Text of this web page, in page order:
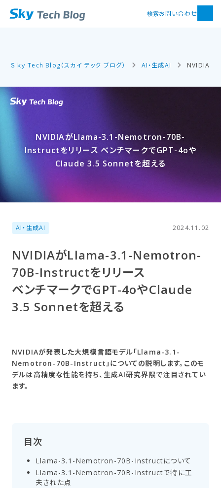
検索お問い合わせ
Ｓｋｙ Tech Blog（スカイ テック ブログ） AI・生成AI NVIDIAが
NVIDIAが​Llama-3.1-Nemotron-70B-
Instructを​リリース ベンチマークで​GPT-4oや​
Claude 3.5 Sonnetを​超える
AI・生成AI 2024.11.02
NVIDIAが​Llama-3.1-Nemotron-
70B-Instructを​リリース
ベンチマークで​GPT-4oや​Claude
3.5 Sonnetを​超える
NVIDIAが発表した大規模言語モデル「Llama-3.1-
Nemotron-70B-Instruct」についての説明します。このモ
デルは高精度な性能を持ち、生成AI研究界隈で注目されてい
ます。
目次
Llama-3.1-Nemotron-70B-Instructに​ついて
Llama-3.1-Nemotron-70B-Instructで​特に​工
夫された​点